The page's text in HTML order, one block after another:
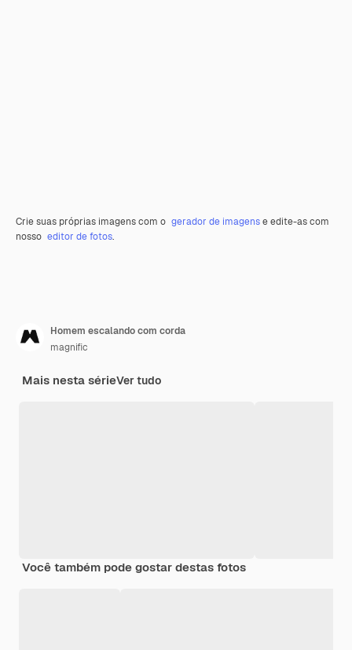
Crie suas próprias imagens com o gerador de imagense edite-as com
nosso editor de fotos.
Homem escalando com corda
magnific
Mais nesta sérieVer tudo
Você também pode gostar destas fotos